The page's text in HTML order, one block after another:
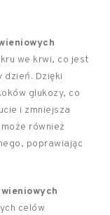
we krwi, co jest
dzień. Dzięki
glukozy, co
i zmniejsza
również
poprawiając
celów